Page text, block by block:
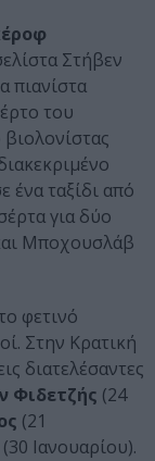
Στήβεν
πιανίστα
του
ένα ταξίδι από
για δύο
Μποχουσλάβ
φετινό
Στην Κρατική
διατελέσαντες
Φιδετζής (24
(21
(30 Ιανουαρίου).